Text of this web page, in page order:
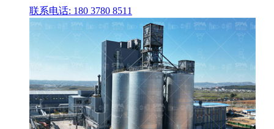
联系电话: 180 3780 8511